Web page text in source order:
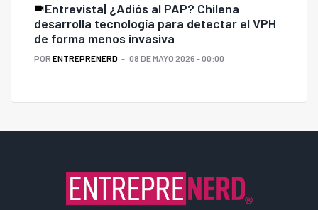
Entrevista| ¿Adiós al PAP? Chilena
desarrolla tecnología para detectar el VPH
de forma menos invasiva
POR ENTREPRENERD 08 DE MAYO 2026 - 00:00